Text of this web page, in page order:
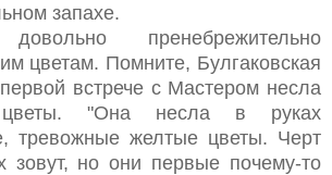
запахе.
пренебрежительно
цветам. Помните, Булгаковская
встрече с Мастером несла
"Она несла в руках
тревожные желтые цветы. Черт
зовут, но они первые почему-то